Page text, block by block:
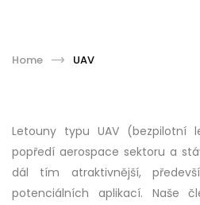
Home UAV
Letouny typu UAV (bezpilotní
popředí aerospace sektoru a
dál tím atraktivnější,
potenciálních aplikací. Naše